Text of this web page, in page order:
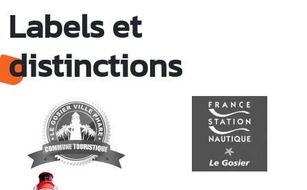
Labels et
distinctions